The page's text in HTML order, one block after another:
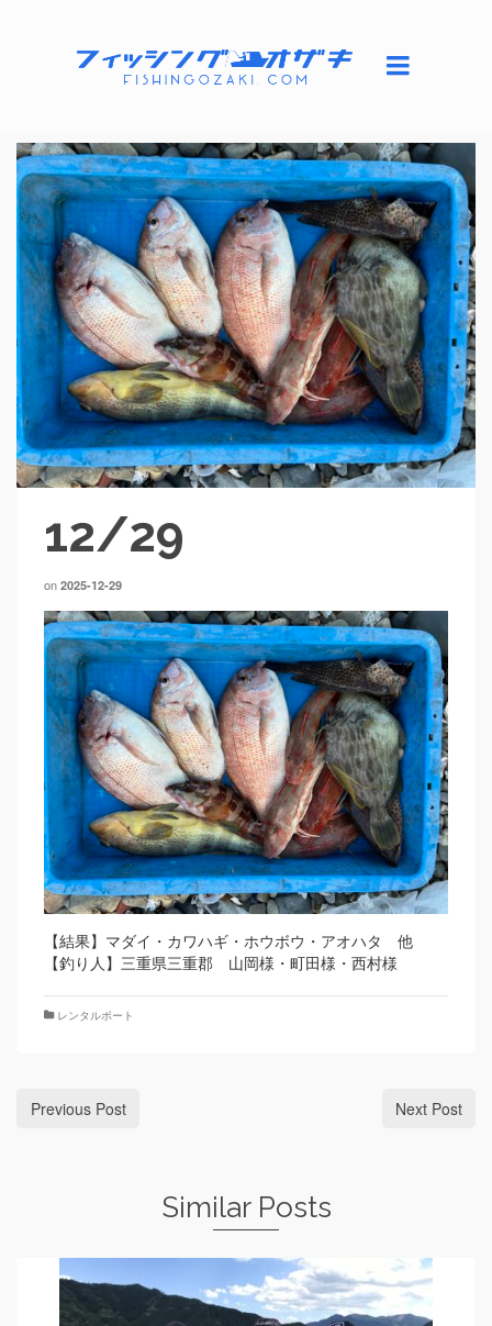
12/29
on 2025-12-29
【結果】マダイ・カワハギ・ホウボウ・アオハタ 他
【釣り人】三重県三重郡 山岡様・町田様・西村様
レンタルボート
Previous Post Next Post
Similar Posts